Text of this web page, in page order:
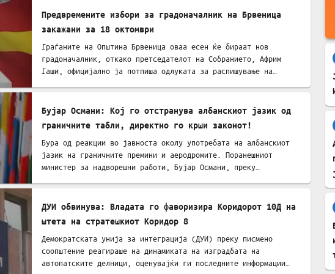
Предвремените избори за градоначалник на Брвеница
закажани за 18 октомври
Граѓаните на Општина Брвеница оваа есен ќе бираат нов
градоначалник, откако претседателот на Собранието, Африм
Гаши, официјално ја потпиша одлуката за распишување на…
Бујар Османи: Кој го отстранува албанскиот јазик од
граничните табли, директно го крши законот!
Бура од реакции во јавноста околу употребата на албанскиот
јазик на граничните премини и аеродромите. Поранешниот
министер за надворешни работи, Бујар Османи, преку…
ДУИ обвинува: Владата го фаворизира Коридорот 10Д на
штета на стратешкиот Коридор 8
Демократската унија за интеграција (ДУИ) преку писмено
соопштение реагираше на динамиката на изградбата на
автопатските делници, оценувајќи ги последните информации